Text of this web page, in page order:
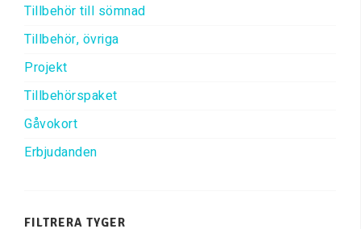
Tillbehör till sömnad
Tillbehör, övriga
Projekt
Tillbehörspaket
Gåvokort
Erbjudanden
FILTRERA TYGER